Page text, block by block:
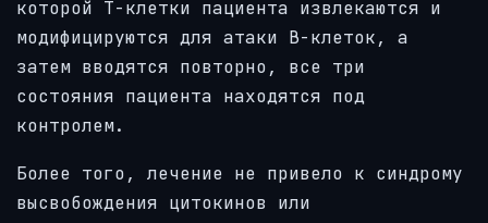
которой Т-клетки пациента извлекаются и
модифицируются для атаки В-клеток, а
затем вводятся повторно, все три
состояния пациента находятся под
контролем.
Более того, лечение не привело к синдрому
высвобождения цитокинов или